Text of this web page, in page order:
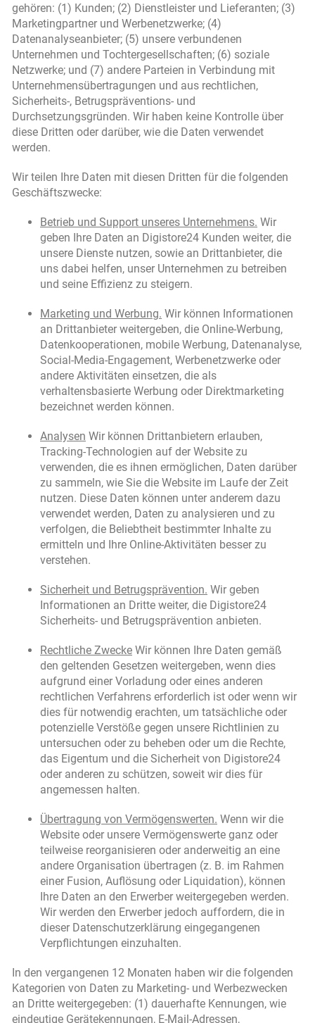
gehören: (1) Kunden; (2) Dienstleister und Lieferanten; (3)
Marketingpartner und Werbenetzwerke; (4)
Datenanalyseanbieter; (5) unsere verbundenen
Unternehmen und Tochtergesellschaften; (6) soziale
Netzwerke; und (7) andere Parteien in Verbindung mit
Unternehmensübertragungen und aus rechtlichen,
Sicherheits-, Betrugspräventions- und
Durchsetzungsgründen. Wir haben keine Kontrolle über
diese Dritten oder darüber, wie die Daten verwendet
werden.
Wir teilen Ihre Daten mit diesen Dritten für die folgenden
Geschäftszwecke:
Betrieb und Support unseres Unternehmens. Wir
geben Ihre Daten an Digistore24 Kunden weiter, die
unsere Dienste nutzen, sowie an Drittanbieter, die
uns dabei helfen, unser Unternehmen zu betreiben
und seine Effizienz zu steigern.
Marketing und Werbung. Wir können Informationen
an Drittanbieter weitergeben, die Online-Werbung,
Datenkooperationen, mobile Werbung, Datenanalyse,
Social-Media-Engagement, Werbenetzwerke oder
andere Aktivitäten einsetzen, die als
verhaltensbasierte Werbung oder Direktmarketing
bezeichnet werden können.
Analysen Wir können Drittanbietern erlauben,
Tracking-Technologien auf der Website zu
verwenden, die es ihnen ermöglichen, Daten darüber
zu sammeln, wie Sie die Website im Laufe der Zeit
nutzen. Diese Daten können unter anderem dazu
verwendet werden, Daten zu analysieren und zu
verfolgen, die Beliebtheit bestimmter Inhalte zu
ermitteln und Ihre Online-Aktivitäten besser zu
verstehen.
Sicherheit und Betrugsprävention. Wir geben
Informationen an Dritte weiter, die Digistore24
Sicherheits- und Betrugsprävention anbieten.
Rechtliche Zwecke Wir können Ihre Daten gemäß
den geltenden Gesetzen weitergeben, wenn dies
aufgrund einer Vorladung oder eines anderen
rechtlichen Verfahrens erforderlich ist oder wenn wir
dies für notwendig erachten, um tatsächliche oder
potenzielle Verstöße gegen unsere Richtlinien zu
untersuchen oder zu beheben oder um die Rechte,
das Eigentum und die Sicherheit von Digistore24
oder anderen zu schützen, soweit wir dies für
angemessen halten.
Übertragung von Vermögenswerten. Wenn wir die
Website oder unsere Vermögenswerte ganz oder
teilweise reorganisieren oder anderweitig an eine
andere Organisation übertragen (z. B. im Rahmen
einer Fusion, Auflösung oder Liquidation), können
Ihre Daten an den Erwerber weitergegeben werden.
Wir werden den Erwerber jedoch auffordern, die in
dieser Datenschutzerklärung eingegangenen
Verpflichtungen einzuhalten.
In den vergangenen 12 Monaten haben wir die folgenden
Kategorien von Daten zu Marketing- und Werbezwecken
an Dritte weitergegeben: (1) dauerhafte Kennungen, wie
eindeutige Gerätekennungen, E-Mail-Adressen,